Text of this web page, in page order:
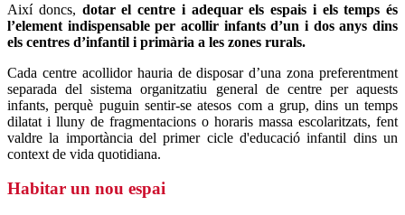
Així doncs, dotar el centre i adequar els espais i els temps és
l’element indispensable per acollir infants d’un i dos anys dins
els centres d’infantil i primària a les zones rurals.
Cada centre acollidor hauria de disposar d’una zona preferentment
separada del sistema organitzatiu general de centre per aquests
infants, perquè puguin sentir-se atesos com a grup, dins un temps
dilatat i lluny de fragmentacions o horaris massa escolaritzats, fent
valdre la importància del primer cicle d'educació infantil dins un
context de vida quotidiana.
Habitar un nou espai